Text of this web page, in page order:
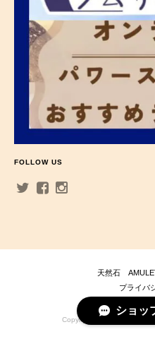
FOLLOW US
天然石
プライバ
Copyright © 天然石
ショッ